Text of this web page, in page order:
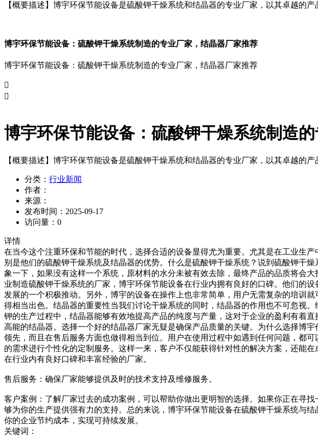
【概要描述】 博宇环保节能设备是硫酸钾干燥系统和结晶器的专业厂家，以其卓越的
博宇环保节能设备：硫酸钾干燥系统制造的专业厂家，结晶器厂家推荐
博宇环保节能设备：硫酸钾干燥系统制造的专业厂家，结晶器厂家推荐


博宇环保节能设备：硫酸钾干燥系统制造
【概要描述】 博宇环保节能设备是硫酸钾干燥系统和结晶器的专业厂家，以其卓越的
分类： 行业新闻
作者：
来源：
发布时间： 2025-09-17
访问量： 0
详情
在当今这个注重环保和节能的时代，选择合适的设备显得尤为重要。尤其是在工业生
别是他们的硫酸钾干燥系统及结晶器的优势。什么是硫酸钾干燥系统？说到硫酸钾干
象一下，如果没有这样一个系统，原材料的水分未被有效去除，最终产品的品质将会
业制造硫酸钾干燥系统的厂家，博宇环保节能设备在行业内拥有良好的口碑。他们的
发展的一个积极推动。另外，博宇的设备在操作上也非常简单，用户无需复杂的培训
得相当出色。结晶器的重要性当我们讨论干燥系统的同时，结晶器的作用也不可忽视
钾的生产过程中，结晶器能够有效地提高产品的纯度与产量，这对于企业的盈利有着
高能的结晶器。选择一个好的结晶器厂家无疑是确保产品质量的关键。为什么选择博
领先，而且在售后服务方面也做得相当到位。用户在使用过程中如遇到任何问题，都
的需求进行个性化的定制服务。这样一来，客户不仅能获得针对性的解决方案，还能
在行业内有良好口碑和丰富经验的厂家。
售后服务：确保厂家能够提供及时的技术支持及维修服务。
客户案例：了解厂家过去的成功案例，可以帮助你做出更明智的选择。如果你正在寻
够为你的生产提供强有力的支持。总的来说，博宇环保节能设备在硫酸钾干燥系统与
你的企业节约成本，实现可持续发展。
关键词：